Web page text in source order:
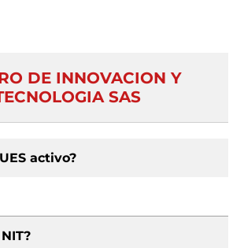
DE INNOVACION Y
SAS
activo?